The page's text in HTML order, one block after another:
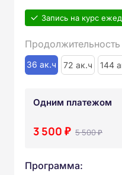
Запись на курс
Продолжительность
36 ак.ч 72 ак.ч 144
Одним платежом
3 500 ₽ 5 500 ₽
Программа: